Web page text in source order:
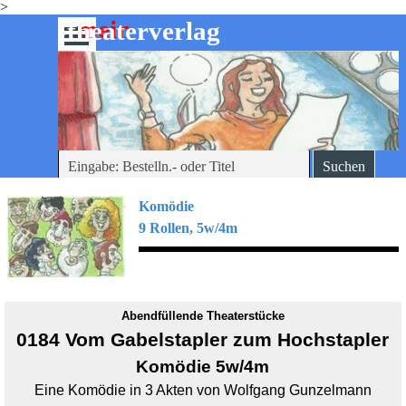
>
Direkt zum Seiteninhalt
-theaterverlag
mein
Menü überspringen
Suchen
Komödie
9 Rollen, 5w/4m
Abendfüllende Theaterstücke
0184VomGabelstapler zum Hochstapler
Komödie 5w/4m
Eine Komödie in 3 Akten von Wolfgang Gunzelmann